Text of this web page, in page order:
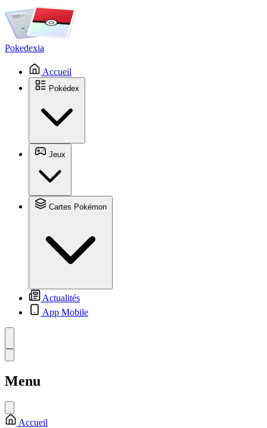
Pokedexia
Accueil
Actualités
App Mobile
Menu
Accueil